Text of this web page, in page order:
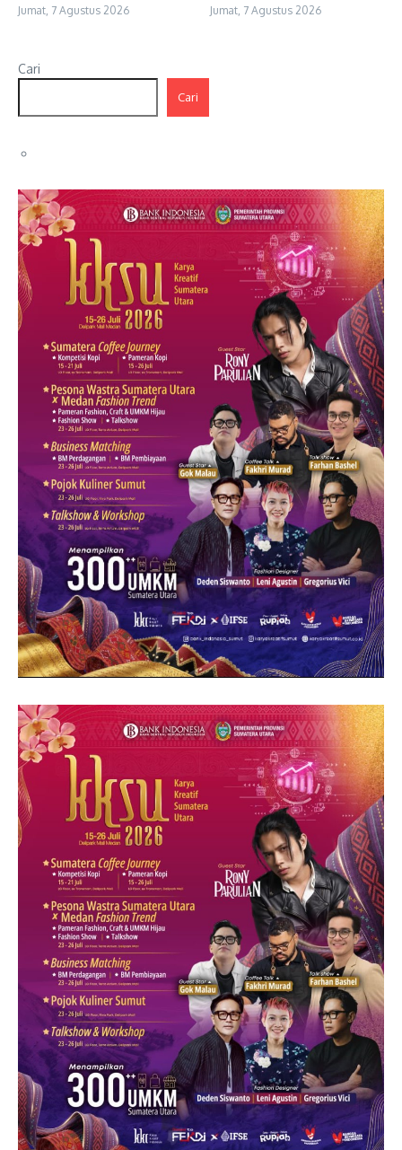
Jumat, 7 Agustus 2026 Jumat, 7 Agustus 2026
Cari
Cari